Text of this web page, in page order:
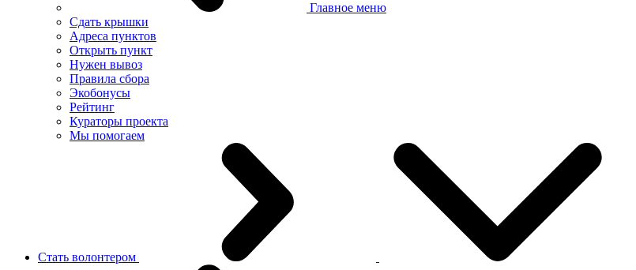
Главное меню
Сдать крышки
Адреса пунктов
Открыть пункт
Нужен вывоз
Правила сбора
Экобонусы
Рейтинг
Кураторы проекта
Мы помогаем
Стать волонтером